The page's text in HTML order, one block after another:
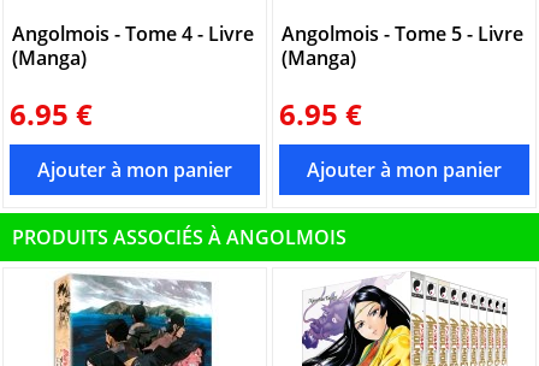
Angolmois - Tome 4 - Livre
(Manga)
6.95 €
Angolmois - Tome 5 - Livre
(Manga)
6.95 €
PRODUITS ASSOCIÉS À ANGOLMOIS